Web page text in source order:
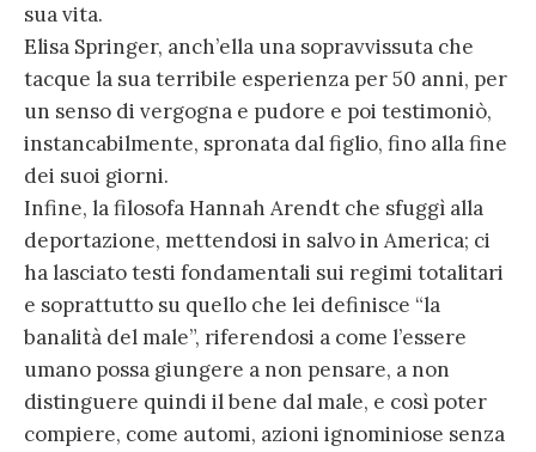
sua vita.
Elisa Springer, anch’ella una sopravvissuta che
tacque la sua terribile esperienza per 50 anni, per
un senso di vergogna e pudore e poi testimoniò,
instancabilmente, spronata dal figlio, fino alla fine
dei suoi giorni.
Infine, la filosofa Hannah Arendt che sfuggì alla
deportazione, mettendosi in salvo in America; ci
ha lasciato testi fondamentali sui regimi totalitari
e soprattutto su quello che lei definisce “la
banalità del male”, riferendosi a come l’essere
umano possa giungere a non pensare, a non
distinguere quindi il bene dal male, e così poter
compiere, come automi, azioni ignominiose senza